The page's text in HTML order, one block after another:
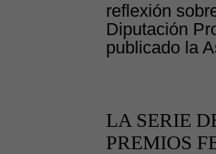
reflexión
Diputación
publicado la
LA SERIE
PREMIOS